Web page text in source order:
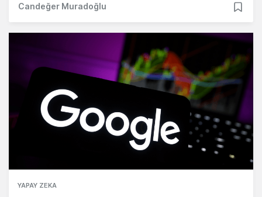
Candeğer Muradoğlu
YAPAY ZEKA